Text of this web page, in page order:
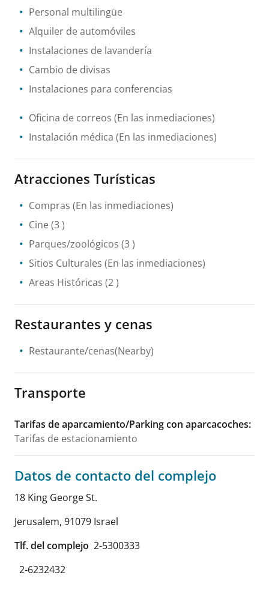
Personal multilingüe
Alquiler de automóviles
Instalaciones de lavandería
Cambio de divisas
Instalaciones para conferencias
Oficina de correos (En las inmediaciones)
Instalación médica (En las inmediaciones)
Atracciones Turísticas
Compras (En las inmediaciones)
Cine (3 )
Parques/zoológicos (3 )
Sitios Culturales (En las inmediaciones)
Areas Históricas (2 )
Restaurantes y cenas
Restaurante/cenas(Nearby)
Transporte
Tarifas de aparcamiento/Parking con aparcacoches:
Tarifas de estacionamiento
Datos de contacto del complejo
18 King George St.
Jerusalem, 91079 Israel
Tlf. del complejo 2-5300333
2-6232432